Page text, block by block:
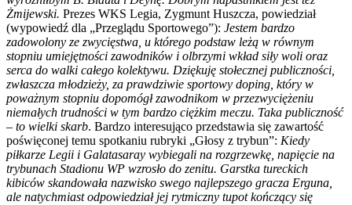
Żmijewski. Prezes WKS Legia, Zygmunt Huszcza, powiedział
(wypowiedź dla „Przeglądu Sportowego”): Jestem bardzo
zadowolony ze zwycięstwa, u którego podstaw leżą w równym
stopniu umiejętności zawodników i olbrzymi wkład siły woli oraz
serca do walki całego kolektywu. Dziękuję stołecznej publiczności,
zwłaszcza młodzieży, za prawdziwie sportowy doping, który w
poważnym stopniu dopomógł zawodnikom w przezwyciężeniu
niemałych trudności w tym bardzo ciężkim meczu. Taka publiczność
– to wielki skarb. Bardzo interesująco przedstawia się zawartość
poświęconej temu spotkaniu rubryki „Głosy z trybun”: Kiedy
piłkarze Legii i Galatasaray wybiegali na rozgrzewkę, napięcie na
trybunach Stadionu WP wzrosło do zenitu. Garstka tureckich
kibiców skandowała nazwisko swego najlepszego gracza Erguna,
ale natychmiast odpowiedział jej rytmiczny tupot kończący się